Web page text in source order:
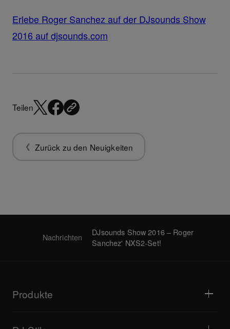
Erlebe Roger Sanchez auf der DJsounds Show
2016 auf djsounds.com
Teilen
Zurück zu den Neuigkeiten
Nachrichten
DJsounds Show 2016 – Roger
Sanchez' NXS2-Set!
Produkte
DJ-Mixer